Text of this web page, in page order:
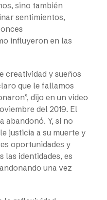
sino también
sentimientos,
influyeron en las
creatividad y sueños
que le fallamos
dijo en un video
del 2019. El
abandonó. Y, si no
justicia a su muerte y
oportunidades y
las identidades, es
una vez